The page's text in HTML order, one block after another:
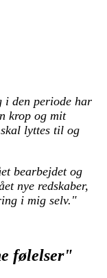
i den periode har
krop og mit
lyttes til og
bearbejdet og
nye redskaber,
i mig selv."
følelser"